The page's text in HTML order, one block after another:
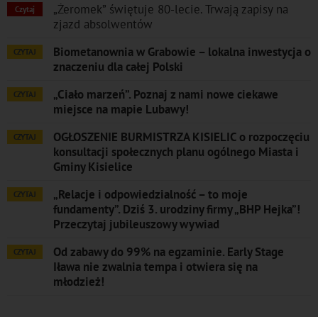
Czytaj
„Żeromek” świętuje 80-lecie. Trwają zapisy na
zjazd absolwentów
CZYTAJ
Biometanownia w Grabowie – lokalna inwestycja o
znaczeniu dla całej Polski
CZYTAJ
„Ciało marzeń”. Poznaj z nami nowe ciekawe
miejsce na mapie Lubawy!
CZYTAJ
OGŁOSZENIE BURMISTRZA KISIELIC o rozpoczęciu
konsultacji społecznych planu ogólnego Miasta i
Gminy Kisielice
CZYTAJ
„Relacje i odpowiedzialność – to moje
fundamenty”. Dziś 3. urodziny firmy „BHP Hejka”!
Przeczytaj jubileuszowy wywiad
CZYTAJ
Od zabawy do 99% na egzaminie. Early Stage
Iława nie zwalnia tempa i otwiera się na
młodzież!